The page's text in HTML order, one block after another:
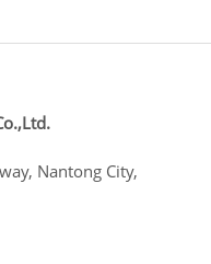
Nantong City,